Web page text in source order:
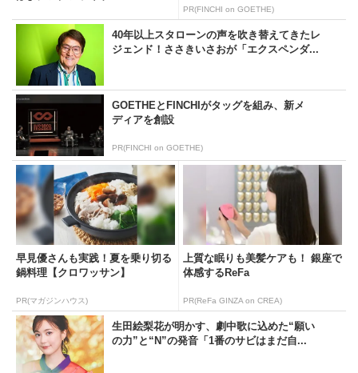
PR(FINCHI on GOETHE)
40年以上スタローンの声を吹き替えてきたレ
ジェンド！ささきいさおが「エクスペンダ...
GOETHEとFINCHIがタッグを組み、新メ
ディアを創設
PR(FINCHI on GOETHE)
早見優さんも実践！夏を乗り切る
鍋料理【クロワッサン】
PR(マガジンハウス)
上質な眠りも美髪ケアも！ 銀座で
体感するReFa
PR(ReFa GINZA on CREA)
生田絵梨花が明かす、劇中歌に込めた“願い
の力”と“N”の発音「1番のサビはまだ自...